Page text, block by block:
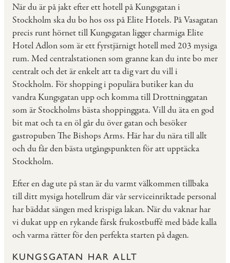
När du är på jakt efter ett hotell på Kungsgatan i
Stockholm ska du bo hos oss på Elite Hotels. På Vasagatan
precis runt hörnet till Kungsgatan ligger charmiga Elite
Hotel Adlon som är ett fyrstjärnigt hotell med 203 mysiga
rum. Med centralstationen som granne kan du inte bo mer
centralt och det är enkelt att ta dig vart du vill i
Stockholm. För shopping i populära butiker kan du
vandra Kungsgatan upp och komma till Drottninggatan
som är Stockholms bästa shoppinggata. Vill du äta en god
bit mat och ta en öl går du över gatan och besöker
gastropuben The Bishops Arms. Här har du nära till allt
och du får den bästa utgångspunkten för att upptäcka
Stockholm.
Efter en dag ute på stan är du varmt välkommen tillbaka
till ditt mysiga hotellrum där vår serviceinriktade personal
har bäddat sängen med krispiga lakan. När du vaknar har
vi dukat upp en rykande färsk frukostbuffé med både kalla
och varma rätter för den perfekta starten på dagen.
KUNGSGATAN HAR ALLT